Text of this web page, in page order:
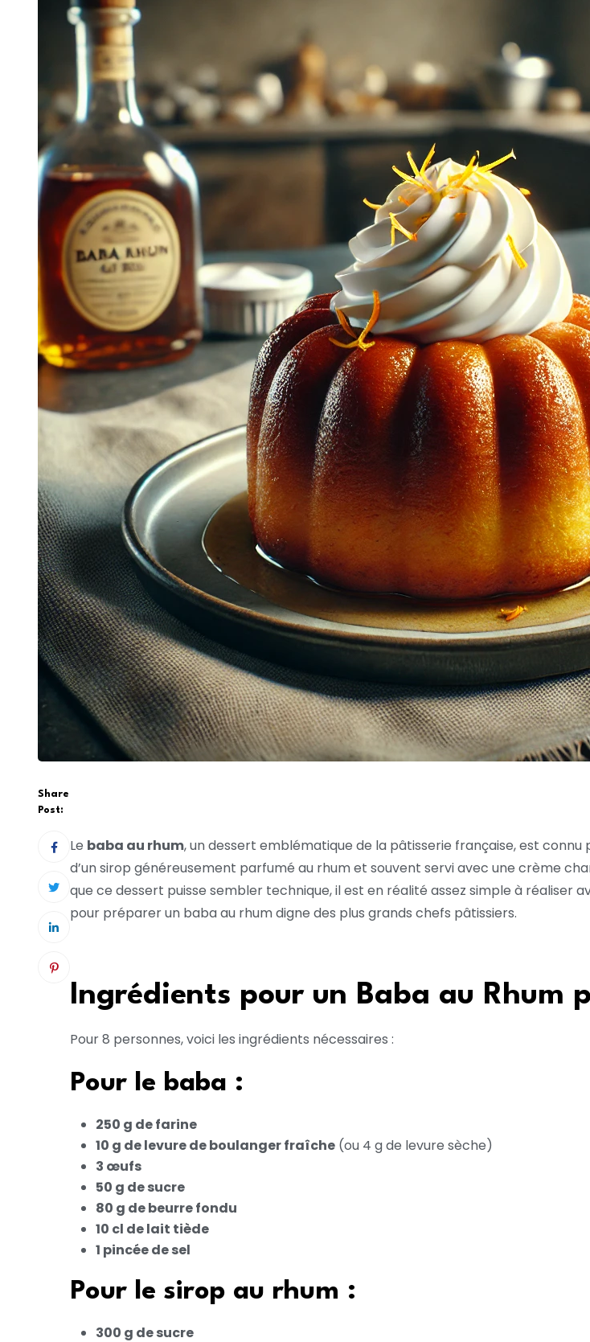
Share
Post:
Le baba au rhum, un dessert emblématique de la pâtisserie française, est
d’un sirop généreusement parfumé au rhum et souvent servi avec une crème
que ce dessert puisse sembler technique, il est en réalité assez simple à
pour préparer un baba au rhum digne des plus grands chefs pâtissiers.
Ingrédients pour un Baba au Rhum
Pour 8 personnes, voici les ingrédients nécessaires :
Pour le baba :
250 g de farine
10 g de levure de boulanger fraîche (ou 4 g de levure sèche)
3 œufs
50 g de sucre
80 g de beurre fondu
10 cl de lait tiède
1 pincée de sel
Pour le sirop au rhum :
300 g de sucre